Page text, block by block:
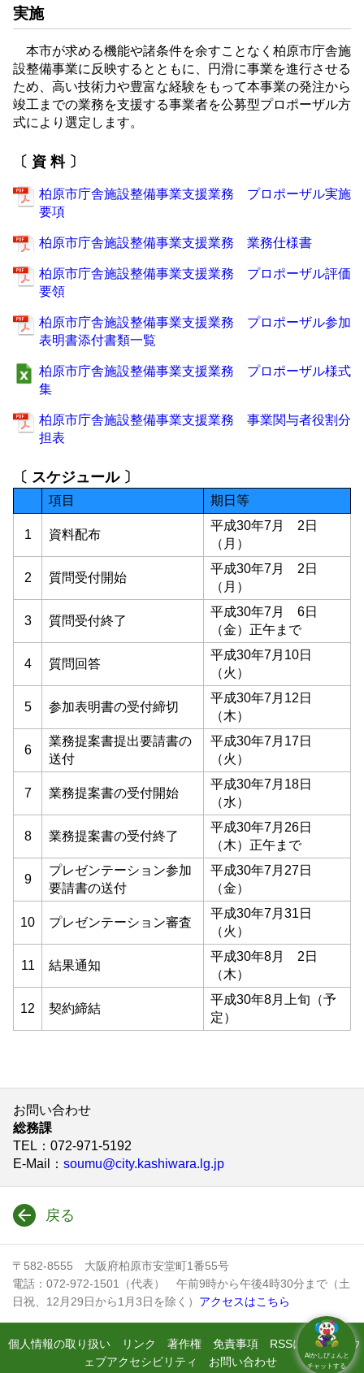
実施
本市が求める機能や諸条件を余すことなく柏原市庁舎施
設整備事業に反映するとともに、円滑に事業を進行させる
ため、高い技術力や豊富な経験をもって本事業の発注から
竣工までの業務を支援する事業者を公募型プロポーザル方
式により選定します。
〔 資 料 〕
柏原市庁舎施設整備事業支援業務 プロポーザル実施
要項
柏原市庁舎施設整備事業支援業務 業務仕様書
柏原市庁舎施設整備事業支援業務 プロポーザル評価
要領
柏原市庁舎施設整備事業支援業務 プロポーザル参加
表明書添付書類一覧
柏原市庁舎施設整備事業支援業務 プロポーザル様式
集
柏原市庁舎施設整備事業支援業務 事業関与者役割分
担表
〔 スケジュール 〕
項目 期日等
1 資料配布
平成30年7月 2日
（月）
2 質問受付開始
平成30年7月 2日
（月）
3 質問受付終了
平成30年7月 6日
（金）正午まで
4 質問回答
平成30年7月10日
（火）
5 参加表明書の受付締切
平成30年7月12日
（木）
6
業務提案書提出要請書の
送付
平成30年7月17日
（火）
7 業務提案書の受付開始
平成30年7月18日
（水）
8 業務提案書の受付終了
平成30年7月26日
（木）正午まで
9
プレゼンテーション参加
要請書の送付
平成30年7月27日
（金）
10 プレゼンテーション審査
平成30年7月31日
（火）
11 結果通知
平成30年8月 2日
（木）
12 契約締結
平成30年8月上旬（予
定）
お問い合わせ
総務課
TEL ：072-971-5192
E-Mail
： soumu@city.kashiwara.lg.jp
戻る
〒582-8555 大阪府柏原市安堂町1番55号
電話：072-972-1501（代表） 午前9時から午後4時30分まで（土
日祝、12月29日から1月3日を除く） アクセスはこちら
個人情報の取り扱い リンク 著作権 免責事項 RSSについて
ウ
ェブアクセシビリティ
お問い合わせ
AIかしぴょんと
チャットする